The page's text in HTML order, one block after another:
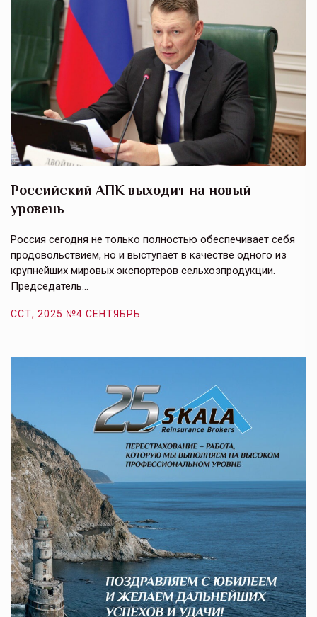
Российский АПК выходит на новый
уровень
Россия сегодня не только полностью обеспечивает себя
продовольствием, но и выступает в качестве одного из
крупнейших мировых экспортеров сельхозпродукции.
Председатель…
ССТ, 2025 №4 СЕНТЯБРЬ